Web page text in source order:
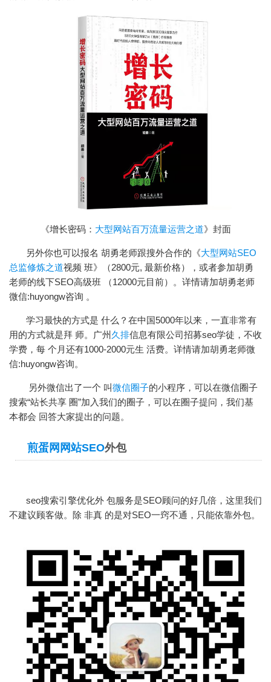
《增长密码： 大型网站百万流量运营之道》封面
另外你也可以报名 胡勇老师跟搜外合作的《大型网站SEO
总监修炼之道视频 班》（2800元, 最新价格），或者参加胡勇
老师的线下SEO高级班 （12000元目前）。详情请加胡勇老师
微信:huyongw咨询 。
学习最快的方式是 什么？在中国5000年以来，一直非常有
用的方式就是拜 师。广州 久排信息有限公司招募seo学徒，不收
学费，每 个月还有1000-2000元生 活费。详情请加胡勇老师微
信:huyongw咨询。
另外微信出了一个 叫微信圈子的小程序，可以在微信圈子
搜索“站长共享 圈”加入我们的圈子，可以在圈子提问，我们基
本都会 回答大家提出的问题。
煎蛋网网站SEO外包
seo搜索引擎优化外 包服务是SEO顾问的好几倍，这里我们
不建议顾客做。除 非真 的是对SEO一窍不通，只能依靠外包。